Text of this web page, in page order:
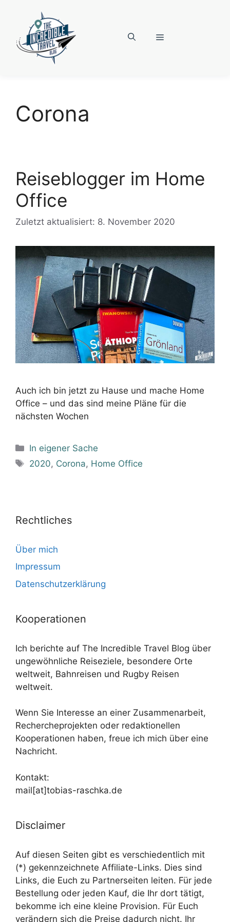
springen
Menü
Corona
Reiseblogger im Home
Office
Zuletzt aktualisiert: 8. November 2020
Auch ich bin jetzt zu Hause und mache Home
Office – und das sind meine Pläne für die
nächsten Wochen
Kategorien
In eigener Sache
Schlagwörter
2020, Corona, Home Office
Rechtliches
Über mich
Impressum
Datenschutzerklärung
Kooperationen
Ich berichte auf The Incredible Travel Blog über
ungewöhnliche Reiseziele, besondere Orte
weltweit, Bahnreisen und Rugby Reisen
weltweit.
Wenn Sie Interesse an einer Zusammenarbeit,
Rechercheprojekten oder redaktionellen
Kooperationen haben, freue ich mich über eine
Nachricht.
Kontakt:
mail[at]tobias-raschka.de
Disclaimer
Auf diesen Seiten gibt es verschiedentlich mit
(*) gekennzeichnete Affiliate-Links. Dies sind
Links, die Euch zu Partnerseiten leiten. Für jede
Bestellung oder jeden Kauf, die Ihr dort tätigt,
bekomme ich eine kleine Provision. Für Euch
verändern sich die Preise dadurch nicht. Ihr